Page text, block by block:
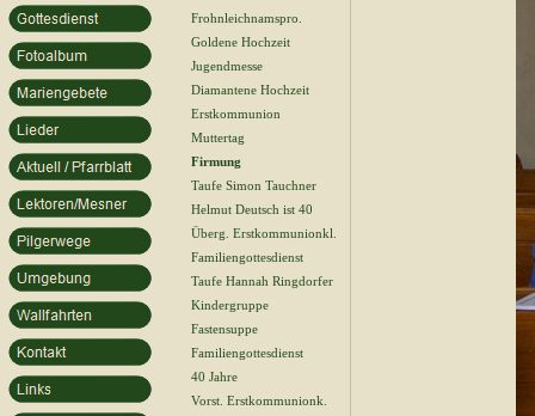
Frohnleichnamspro.
Goldene Hochzeit
Jugendmesse
Diamantene Hochzeit
Erstkommunion
Muttertag
Firmung
Taufe Simon Tauchner
Helmut Deutsch ist 40
Überg. Erstkommunionkl.
Familiengottesdienst
Taufe Hannah Ringdorfer
Kindergruppe
Fastensuppe
Familiengottesdienst
40 Jahre
Vorst. Erstkommunionk.